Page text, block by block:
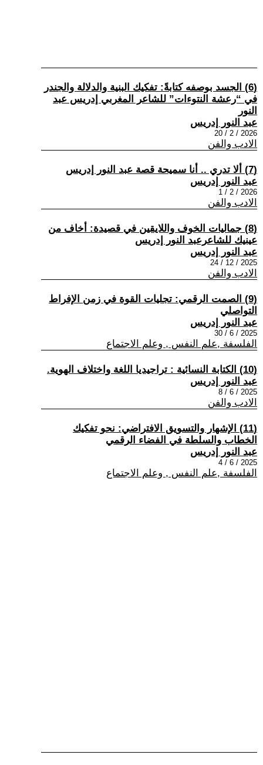
(6) الجسد بوصفه كتابةً: تفكيك البنية والدلالة والجندر
في “رعشة النتوءات” للشاعر المغربي إدريس عبد
النور
عبد النور إدريس
2026 / 2 / 20
الادب والفن
(7) ألا تدري .. أنا سميحة قصة عبد النور إدريس
عبد النور إدريس
2026 / 2 / 1
الادب والفن
(8) جماليات الخوف واللايقين في قصيدة: أخاف من
عينيك للشاعرعبد النور إدريس
عبد النور إدريس
2025 / 12 / 24
الادب والفن
(9) الصمت الرقمي: تجليات القوة في زمن الإفراط
التواصلي
عبد النور إدريس
2025 / 6 / 30
الفلسفة ,علم النفس , وعلم الاجتماع
(10) الكتابة النسائية : تراجيديا اللغة واختلاف الهوية.
عبد النور إدريس
2025 / 6 / 8
الادب والفن
(11) الإشهار والتسويق الافتراضي: نحو تفكيك
الخطاب والسلطة في الفضاء الرقمي
عبد النور إدريس
2025 / 6 / 4
الفلسفة ,علم النفس , وعلم الاجتماع